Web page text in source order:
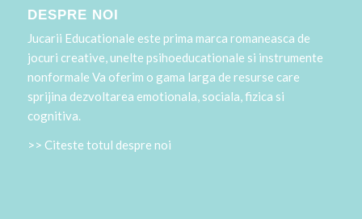
DESPRE NOI
Jucarii Educationale este prima marca romaneasca de
jocuri creative, unelte psihoeducationale si instrumente
nonformale Va oferim o gama larga de resurse care
sprijina dezvoltarea emotionala, sociala, fizica si
cognitiva.
>> Citeste totul despre noi